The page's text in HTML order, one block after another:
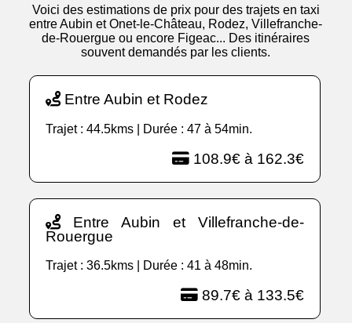
Voici des estimations de prix pour des trajets en taxi
entre Aubin et Onet-le-Château, Rodez, Villefranche-
de-Rouergue ou encore Figeac... Des itinéraires
souvent demandés par les clients.
Entre Aubin et Rodez
Trajet : 44.5kms | Durée : 47 à 54min.
108.9€ à 162.3€
Entre Aubin et Villefranche-de-
Rouergue
Trajet : 36.5kms | Durée : 41 à 48min.
89.7€ à 133.5€